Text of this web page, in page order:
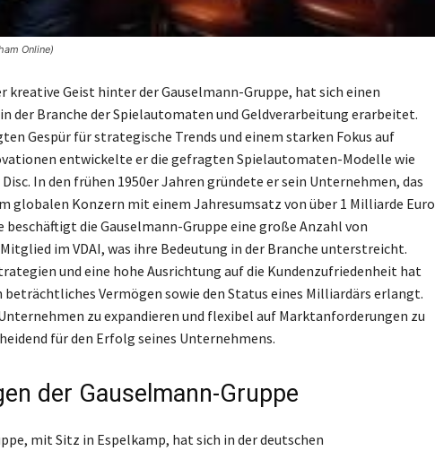
Online)
kreative Geist hinter der Gauselmann-Gruppe, hat sich einen
der Branche der Spielautomaten und Geldverarbeitung erarbeitet.
Gespür für strategische Trends und einem starken Fokus auf
entwickelte er die gefragten Spielautomaten-Modelle wie
In den frühen 1950er Jahren gründete er sein Unternehmen, das
globalen Konzern mit einem Jahresumsatz von über 1 Milliarde Euro
beschäftigt die Gauselmann-Gruppe eine große Anzahl von
im VDAI, was ihre Bedeutung in der Branche unterstreicht.
und eine hohe Ausrichtung auf die Kundenzufriedenheit hat
beträchtliches Vermögen sowie den Status eines Milliardärs erlangt.
zu expandieren und flexibel auf Marktanforderungen zu
für den Erfolg seines Unternehmens.
der Gauselmann-Gruppe
mit Sitz in Espelkamp, hat sich in der deutschen